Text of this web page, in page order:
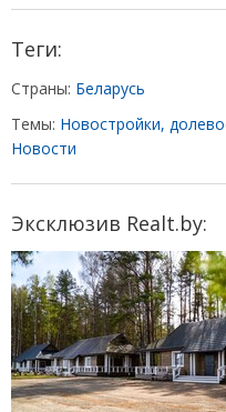
Теги:
Страны: Беларусь
Темы: Новостройки,
Новости
Эксклюзив Realt.by: